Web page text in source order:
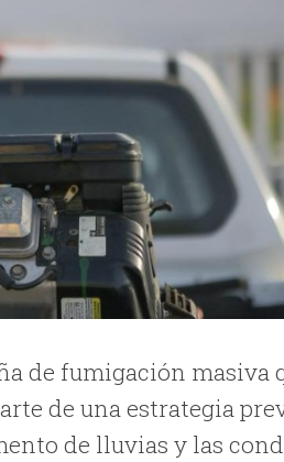
de fumigación masiva
de una estrategia
de lluvias y las